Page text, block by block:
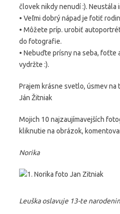
človek nikdy nenudí :). Neustála
• Veľmi dobrý nápad je fotiť
• Môžete príp. urobiť
do fotografie.
• Nebuďte prísny na seba, foťte
vydržte :).
Prajem krásne svetlo, úsmev na
Ján Žitniak
Mojich 10 najzaujímavejších
kliknutie na obrázok,
Norika
Leuška oslavuje 13-te